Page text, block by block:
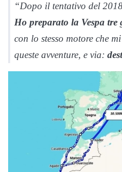
“Dopo il tentativo del
Ho preparato la Vespa
con lo stesso motore che
queste avventure, e via: